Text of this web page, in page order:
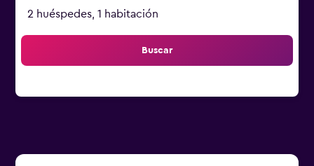
2 huéspedes, 1 habitación
Buscar